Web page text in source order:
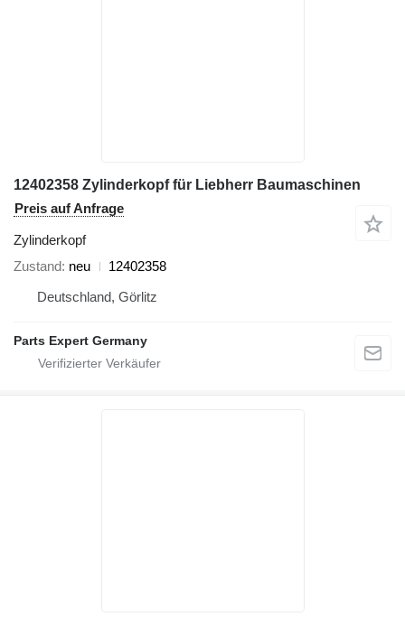
12402358 Zylinderkopf für Liebherr Baumaschinen
Preis auf Anfrage
Zylinderkopf
Zustand neu
12402358
Deutschland, Görlitz
Parts Expert Germany